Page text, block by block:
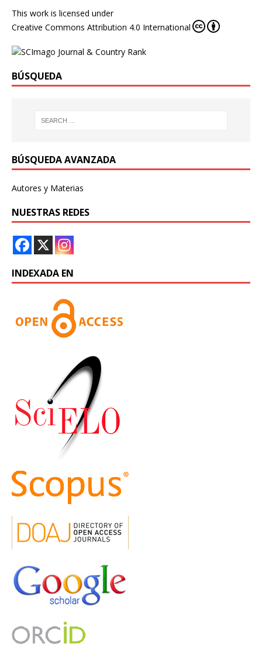
This work is licensed under
Creative Commons Attribution 4.0 International
BÚSQUEDA
BÚSQUEDA AVANZADA
Autores y Materias
NUESTRAS REDES
INDEXADA EN